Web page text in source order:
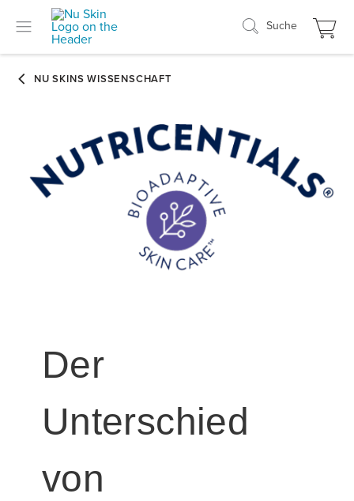
Suche
Der
Unterschied
von